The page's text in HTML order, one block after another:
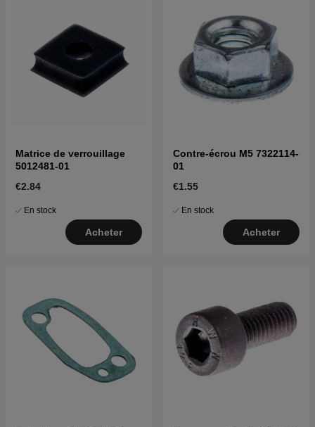
Matrice de verrouillage
5012481-01
€2.84
En stock
Acheter
Contre-écrou M5 7322114-
01
€1.55
En stock
Acheter